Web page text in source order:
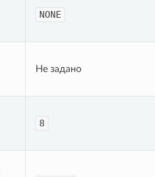
NONE
Не задано
8